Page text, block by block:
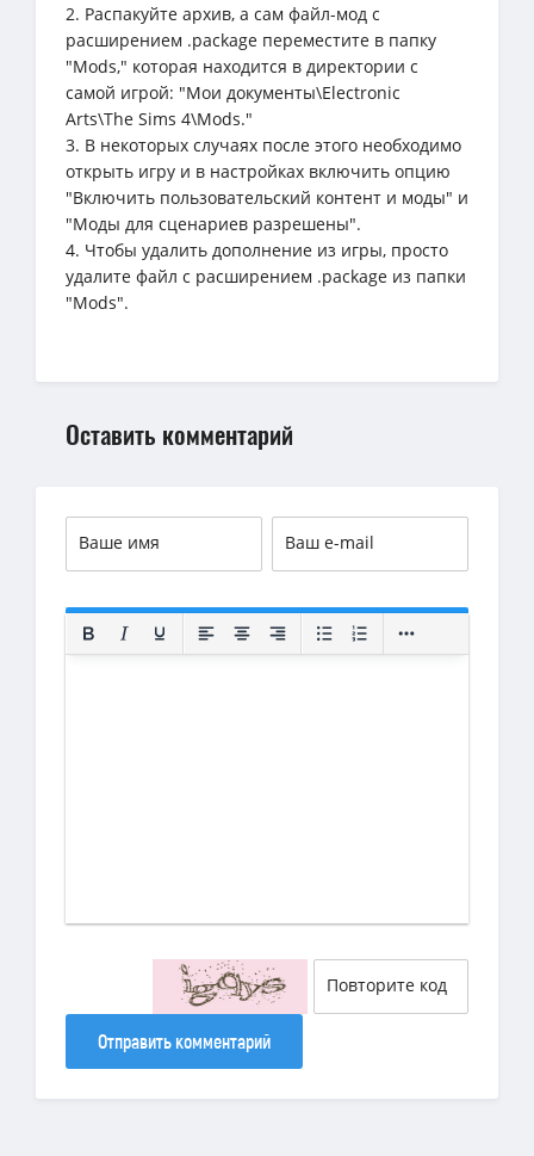
2. Распакуйте архив, а сам файл-мод с
расширением .package переместите в папку
"Mods," которая находится в директории с
самой игрой: "Мои документы\Electronic
Arts\The Sims 4\Mods."
3. В некоторых случаях после этого необходимо
открыть игру и в настройках включить опцию
"Включить пользовательский контент и моды" и
"Моды для сценариев разрешены".
4. Чтобы удалить дополнение из игры, просто
удалите файл с расширением .package из папки
"Mods".
Оставить комментарий
Отправить комментарий